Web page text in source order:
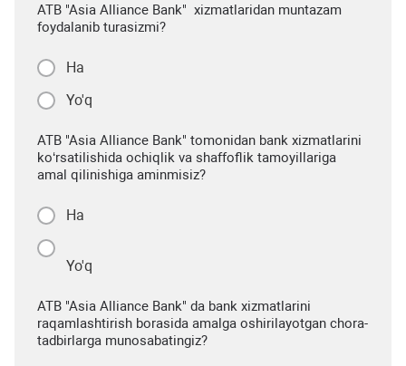
ATB "Asia Alliance Bank" xizmatlaridan muntazam
foydalanib turasizmi?
Ha
Yo'q
ATB "Asia Alliance Bank" tomonidan bank xizmatlarini
ko‘rsatilishida ochiqlik va shaffoflik tamoyillariga
amal qilinishiga aminmisiz?
Ha
Yo'q
ATB "Asia Alliance Bank" da bank xizmatlarini
raqamlashtirish borasida amalga oshirilayotgan chora-
tadbirlarga munosabatingiz?